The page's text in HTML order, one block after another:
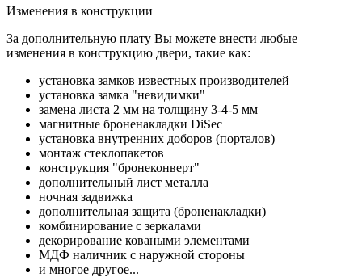
Изменения в конструкции
За дополнительную плату Вы можете внести любые
изменения в конструкцию двери, такие как:
установка замков известных производителей
установка замка "невидимки"
замена листа 2 мм на толщину 3-4-5 мм
магнитные броненакладки DiSec
установка внутренних доборов (порталов)
монтаж стеклопакетов
конструкция "бронеконверт"
дополнительный лист металла
ночная задвижка
дополнительная защита (броненакладки)
комбинирование с зеркалами
декорирование коваными элементами
МДФ наличник с наружной стороны
и многое другое...